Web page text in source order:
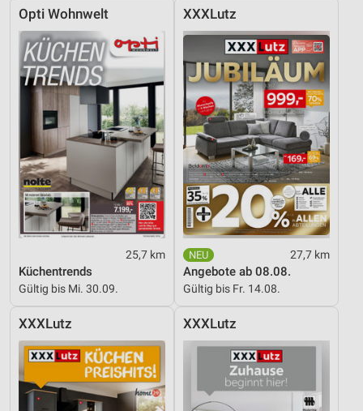
Opti Wohnwelt
25,7 km
Küchentrends
Gültig bis Mi. 30.09.
XXXLutz
27,7 km
Angebote ab 08.08.
Gültig bis Fr. 14.08.
XXXLutz XXXLutz